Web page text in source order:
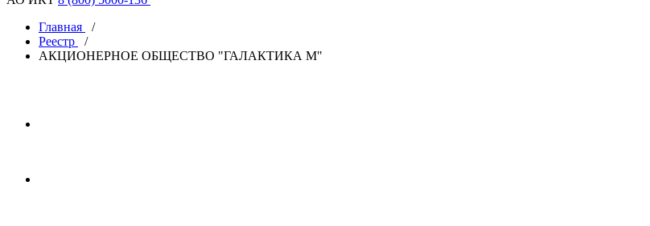
Главная
/
Реестр
/
АКЦИОНЕРНОЕ ОБЩЕСТВО "ГАЛАКТИКА М"